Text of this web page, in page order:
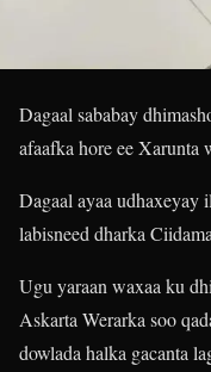
Dagaal sababay
afaafka hore ee Xarunta
Dagaal ayaa udhaxeyay
labisneed dharka
Ugu yaraan waxaa ku
Askarta Werarka soo
dowlada halka gacanta